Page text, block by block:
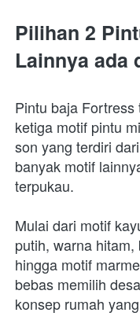
Pilihan 2
Lainnya ada
Pintu baja
ketiga motif pintu
son yang terdiri
banyak motif
terpukau.
Mulai dari motif
putih, warna
hingga motif
bebas memilih
konsep rumah